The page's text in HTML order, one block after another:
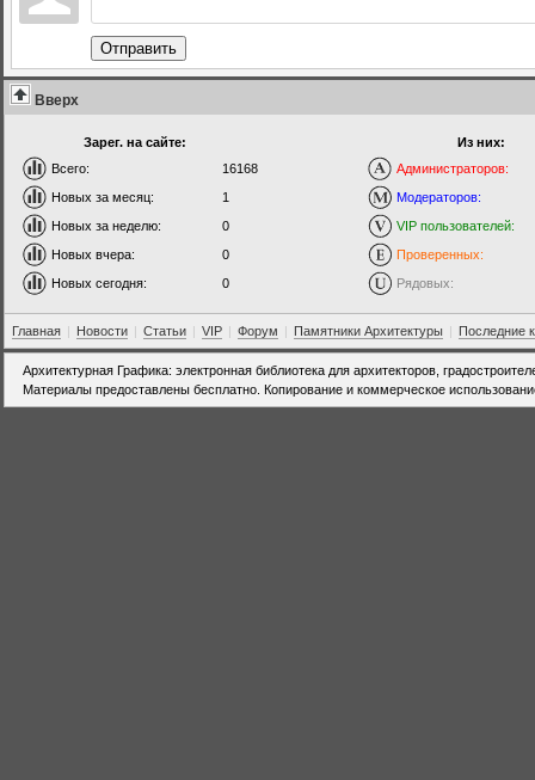
Отправить
Вверх
Зарег. на сайте:
Всего:
16168
Новых за месяц:
1
Новых за неделю:
0
Новых вчера:
0
Новых сегодня:
0
Из них:
Администраторов:
Модераторов:
VIP пользователей:
Проверенных:
Рядовых:
Главная | Новости | Статьи | VIP | Форум | Памятники Архитектуры | Последние
Архитектурная Графика: электронная библиотека для архитекторов,
Материалы предоставлены бесплатно. Копирование и коммерческое